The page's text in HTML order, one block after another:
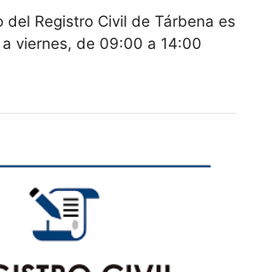
del Registro Civil de Tárbena es
viernes, de 09:00 a 14:00